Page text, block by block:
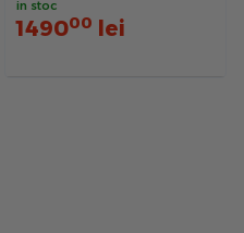
in stoc
149000 lei